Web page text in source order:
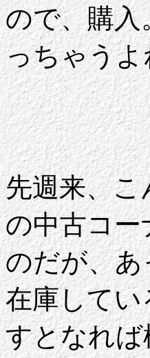
ので、購
っちゃう
先週来、こ
の中古コ
のだが、
在庫して
すとなれ